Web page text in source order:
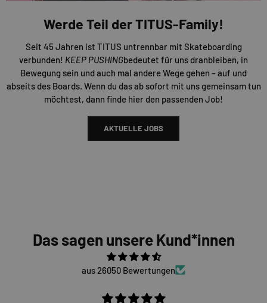
Werde Teil der TITUS-Family!
Seit 45 Jahren ist TITUS untrennbar mit Skateboarding
verbunden! KEEP PUSHINGbedeutet für uns dranbleiben, in
Bewegung sein und auch mal andere Wege gehen – auf und
abseits des Boards. Wenn du das ab sofort mit uns gemeinsam tun
möchtest, dann finde hier den passenden Job!
AKTUELLE JOBS
Das sagen unsere Kund*innen
aus 26050 Bewertungen